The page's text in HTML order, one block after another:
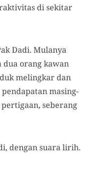
di sekitar
Dadi. Mulanya
dua orang kawan
melingkar dan
masing-
seberang
dengan suara lirih.